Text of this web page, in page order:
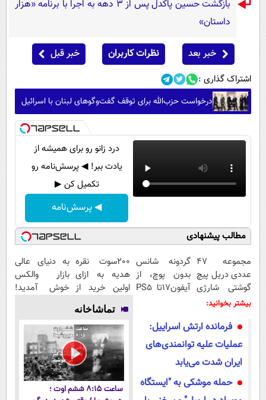
بازگشت حسین پاکدل پس از ۳ دهه به اجرا با برنامه «هزار
داستان»
خبر بعد نظرات کاربران خبر قبل
اشتراک گذاری :
درخواست حزب‌الله برای توقف گفت‌وگوهای لبنان با اسرائیل
درد زانو رو برای همیشه از
یادت ببر! ◀ پرسش‌نامه رو
تکمیل کن ▶
◀ پرسش‌نامه
مطالب پیشنهادی
مجموعه 47
عددی دریل پیچ
گوشتی شارژی
(قیمت
گردونه شانس
بدون پوچ، از
آیفون17تا PS5
200سوت نقره
هدیه به ازای
اولین خرید از
به دنیای عالی
بازار والکس
خوش آمدید!
بیشتر بخوانید:
فرمانده ارتش اسراییل:
عملیات علیه توانمندی‌های
ایران شدت می‌یابد
حمله موشکی به "ایستگاه
تماشاخانه
ساعت ۸:۱۵ ششم اوت ؛